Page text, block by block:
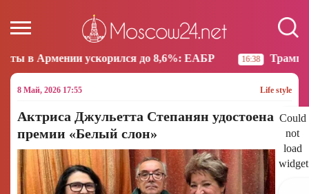
до 8,6%: ЕАБР 16:38 Трамп: США больше не
8 Май, 2026 17:55 Life style
Could
not
load
Актриса Джульетта Степанян удостоена
премии «Белый слон»